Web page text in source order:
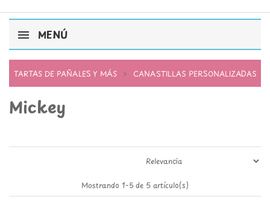
MENÚ
TARTAS DE PAÑALES Y MÁS CANASTILLAS PERSONALIZADAS
Mickey
Mostrando 1-5 de 5 artículo(s)